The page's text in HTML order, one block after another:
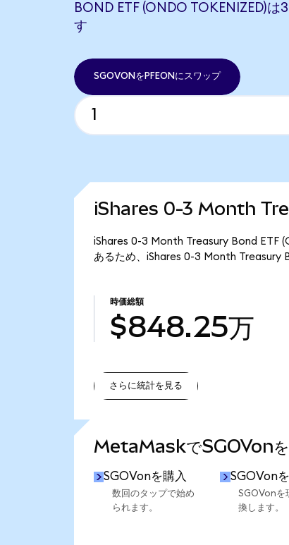
BOND ETF (ONDO TOKENIZED)は
す
SGOVONをPFEONにスワップ
iShares 0-3 Month
iShares 0-3 Month Treasury Bond ETF
あるため、iShares 0-3 Month Treasury
時価総額
$848.25万
さらに統計を見る
MetaMaskでSGOVonを
SGOVonを購入
数回のタップで始め
られます。
SGOVon
SGOVonを
換します。